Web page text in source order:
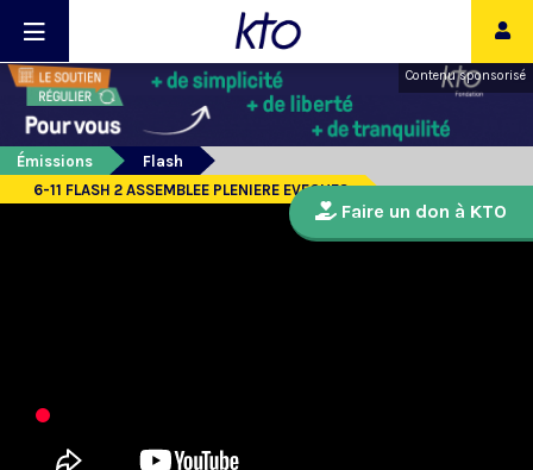
Contenu sponsorisé
Émissions
Flash
6-11 FLASH 2 ASSEMBLEE PLENIERE EVEQUES
Faire un don à KTO